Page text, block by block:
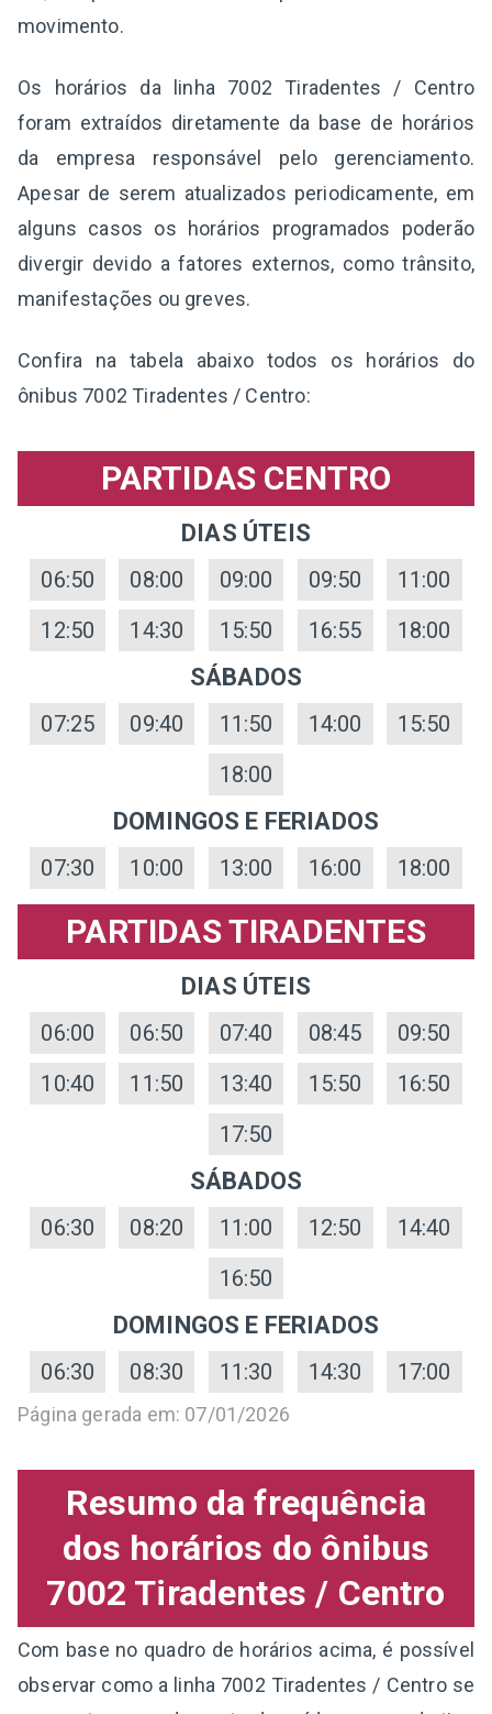
movimento.
Os horários da linha 7002 Tiradentes / Centro
foram extraídos diretamente da base de horários
da empresa responsável pelo gerenciamento.
Apesar de serem atualizados periodicamente, em
alguns casos os horários programados poderão
divergir devido a fatores externos, como trânsito,
manifestações ou greves.
Confira na tabela abaixo todos os horários do
ônibus 7002 Tiradentes / Centro:
PARTIDAS CENTRO
DIAS ÚTEIS
06:50 08:00 09:00 09:50
11:00
12:50
14:30 15:50 16:55 18:00
SÁBADOS
07:25 09:40 11:50 14:00
15:50
18:00
DOMINGOS E FERIADOS
07:30 10:00 13:00 16:00 18:00
PARTIDAS TIRADENTES
DIAS ÚTEIS
06:00 06:50 07:40 08:45
09:50
10:40
11:50 13:40 15:50
16:50
17:50
SÁBADOS
06:30 08:20 11:00 12:50
14:40
16:50
DOMINGOS E FERIADOS
06:30 08:30 11:30 14:30 17:00
Página gerada em: 07/01/2026
Resumo da frequência
dos horários do ônibus
7002 Tiradentes / Centro
Com base no quadro de horários acima, é possível
observar como a linha 7002 Tiradentes / Centro se